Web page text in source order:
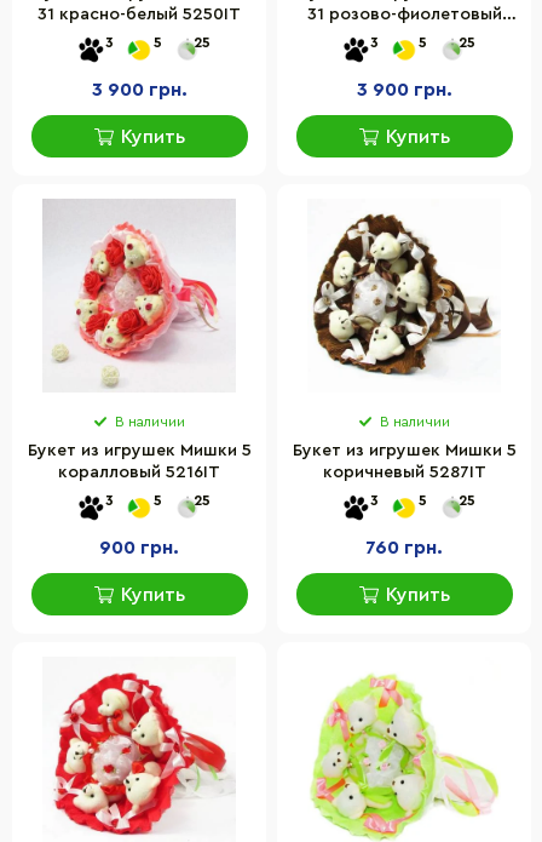
31 красно-белый 5250IT
3 5 25
3 900 грн.
Купить
31 розово-фиолетовый
5194IT
3 5 25
3 900 грн.
Купить
В наличии
Букет из игрушек Мишки 5
коралловый 5216IT
3 5 25
900 грн.
Купить
В наличии
Букет из игрушек Мишки 5
коричневый 5287IT
3 5 25
760 грн.
Купить